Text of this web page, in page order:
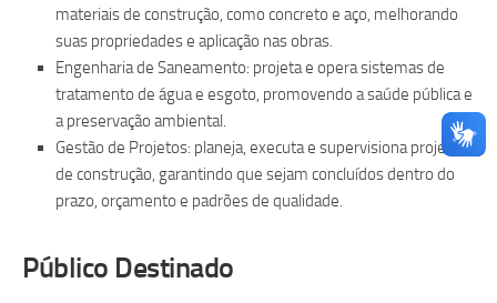
materiais de construção, como concreto e aço, melhorando
suas propriedades e aplicação nas obras.
Engenharia de Saneamento: projeta e opera sistemas de
tratamento de água e esgoto, promovendo a saúde pública e
a preservação ambiental.
Gestão de Projetos: planeja, executa e supervisiona projetos
de construção, garantindo que sejam concluídos dentro do
prazo, orçamento e padrões de qualidade.
Público Destinado